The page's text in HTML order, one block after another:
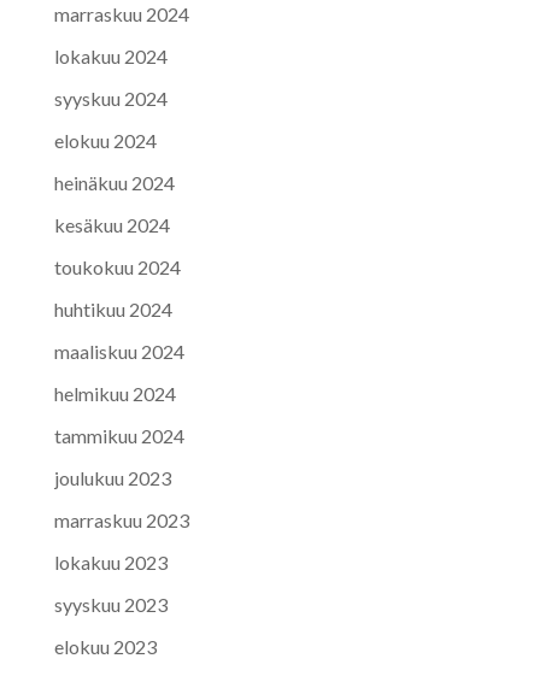
marraskuu 2024
lokakuu 2024
syyskuu 2024
elokuu 2024
heinäkuu 2024
kesäkuu 2024
toukokuu 2024
huhtikuu 2024
maaliskuu 2024
helmikuu 2024
tammikuu 2024
joulukuu 2023
marraskuu 2023
lokakuu 2023
syyskuu 2023
elokuu 2023